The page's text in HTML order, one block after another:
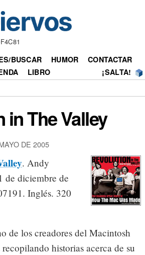
BUSCAR HUMOR
CONTACTAR
LIBRO ¡SALTA!
in The Valley
DE 2005
. Andy
de diciembre de
Inglés. 320
de los creadores del Macintosh
historias acerca de su